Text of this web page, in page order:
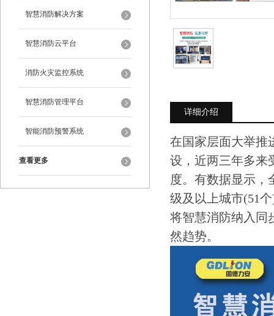
智慧消防解决方案
智慧消防云平台
消防火灾监控系统
智慧消防管理平台
智能消防预警系统
查看更多
详细介绍
在国家层面大举推
设，近两三年多来
度。有数据显示，
级及以上城市(51
将智慧消防纳入同
然趋势。